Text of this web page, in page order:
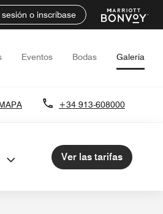
sesión o inscríbase
Eventos Bodas Galería
+34 913-608000
Ver las tarifas